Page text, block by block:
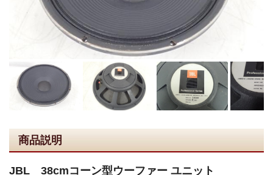
商品説明
JBL 38cmコーン型ウーファー ユニット